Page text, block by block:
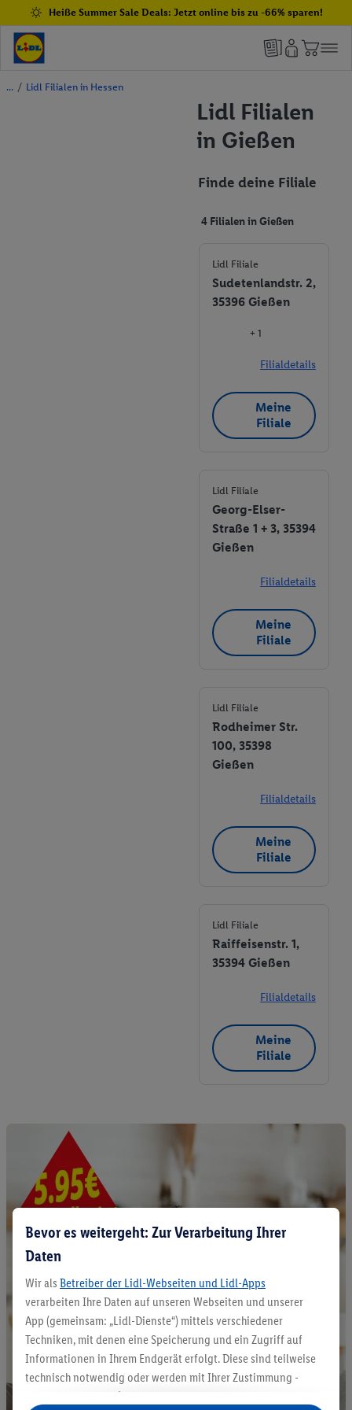
Heiße Summer Sale Deals: Jetzt online bis zu -66% sparen!
/ Lidl Filialen in Hessen
Lidl Filialen
in Gießen
Finde deine Filiale
4 Filialen in Gießen
Lidl Filiale
Sudetenlandstr. 2,
35396 Gießen
+ 1
Filialdetails
Meine
Filiale
Lidl Filiale
Georg-Elser-
Straße 1 + 3, 35394
Gießen
Filialdetails
Meine
Filiale
Lidl Filiale
Rodheimer Str.
100, 35398
Gießen
Filialdetails
Meine
Filiale
Lidl Filiale
Raiffeisenstr. 1,
35394 Gießen
Filialdetails
Meine
Filiale
Bevor es weitergeht: Zur Verarbeitung Ihrer
Daten
Wir als Betreiber der Lidl-Webseiten und Lidl-Apps
verarbeiten Ihre Daten auf unseren Webseiten und unserer
App (gemeinsam: „Lidl-Dienste“) mittels verschiedener
Techniken, mit denen eine Speicherung und ein Zugriff auf
Informationen in Ihrem Endgerät erfolgt. Diese sind teilweise
technisch notwendig oder werden mit Ihrer Zustimmung -
auch durch Partner (u.a.